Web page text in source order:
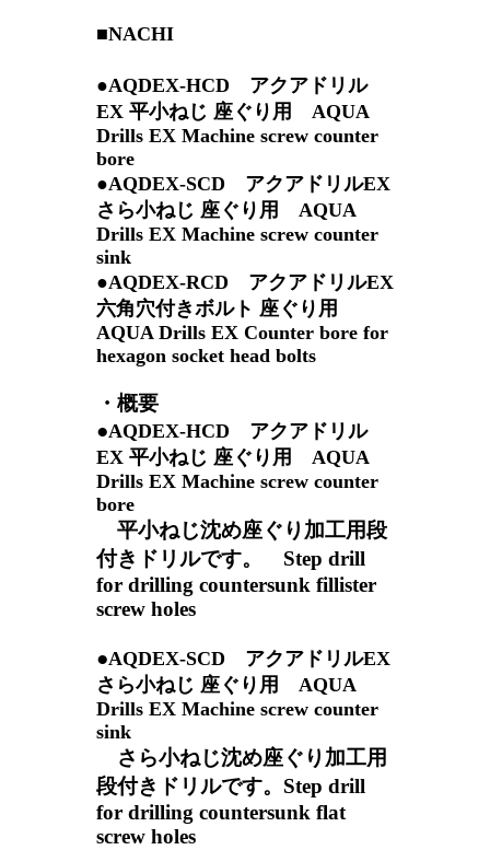
■NACHI
●AQDEX-HCD アクアドリル
EX 平小ねじ 座ぐり用 AQUA
Drills EX Machine screw counter
bore
●AQDEX-SCD アクアドリルEX
さら小ねじ 座ぐり用 AQUA
Drills EX Machine screw counter
sink
●AQDEX-RCD アクアドリルEX
六角穴付きボルト 座ぐり用
AQUA Drills EX Counter bore for
hexagon socket head bolts
・概要
●AQDEX-HCD アクアドリル
EX 平小ねじ 座ぐり用 AQUA
Drills EX Machine screw counter
bore
平小ねじ沈め座ぐり加工用段
付きドリルです。 Step drill
for drilling countersunk fillister
screw holes
●AQDEX-SCD アクアドリルEX
さら小ねじ 座ぐり用 AQUA
Drills EX Machine screw counter
sink
さら小ねじ沈め座ぐり加工用
段付きドリルです。Step drill
for drilling countersunk flat
screw holes